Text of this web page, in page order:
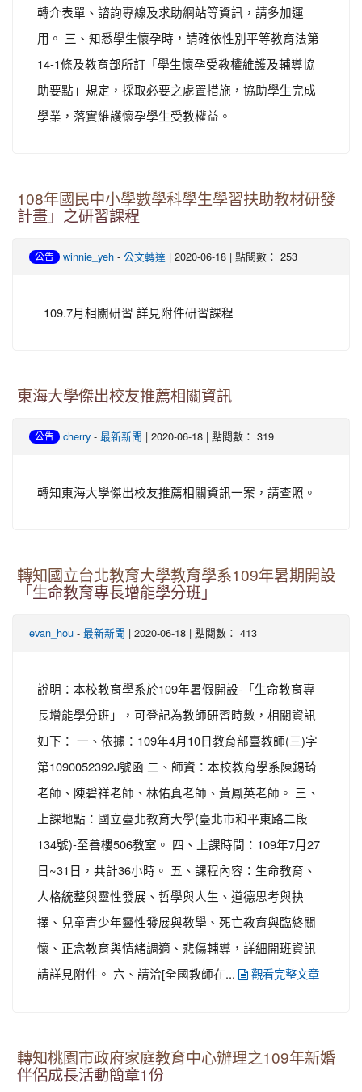
轉介表單、諮詢專線及求助網站等資訊，請多加運
用。 三、知悉學生懷孕時，請確依性別平等教育法第
14-1條及教育部所訂「學生懷孕受教權維護及輔導協
助要點」規定，採取必要之處置措施，協助學生完成
學業，落實維護懷孕學生受教權益。
108年國民中小學數學科學生學習扶助教材研發
計畫」之研習課程
公告 winnie_yeh - 公文轉達 | 2020-06-18 | 點閱數： 253
109.7月相關研習 詳見附件研習課程
東海大學傑出校友推薦相關資訊
公告 cherry - 最新新聞 | 2020-06-18 | 點閱數： 319
轉知東海大學傑出校友推薦相關資訊一案，請查照。
轉知國立台北教育大學教育學系109年暑期開設
「生命教育專長增能學分班」
evan_hou - 最新新聞 | 2020-06-18 | 點閱數： 413
說明：本校教育學系於109年暑假開設-「生命教育專
長增能學分班」，可登記為教師研習時數，相關資訊
如下： 一、依據：109年4月10日教育部臺教師(三)字
第1090052392J號函 二、師資：本校教育學系陳錫琦
老師、陳碧祥老師、林佑真老師、黃鳳英老師。 三、
上課地點：國立臺北教育大學(臺北市和平東路二段
134號)-至善樓506教室。 四、上課時間：109年7月27
日~31日，共計36小時。 五、課程內容：生命教育、
人格統整與靈性發展、哲學與人生、道德思考與抉
擇、兒童青少年靈性發展與教學、死亡教育與臨終關
懷、正念教育與情緒調適、悲傷輔導，詳細開班資訊
請詳見附件。 六、請洽[全國教師在...
觀看完整文章
轉知桃園市政府家庭教育中心辦理之109年新婚
伴侶成長活動簡章1份